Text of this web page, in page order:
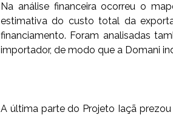
Na análise financeira ocorreu o
estimativa do custo total da
financiamento. Foram analisadas
importador, de modo que a Domani
A última parte do Projeto Iaçã